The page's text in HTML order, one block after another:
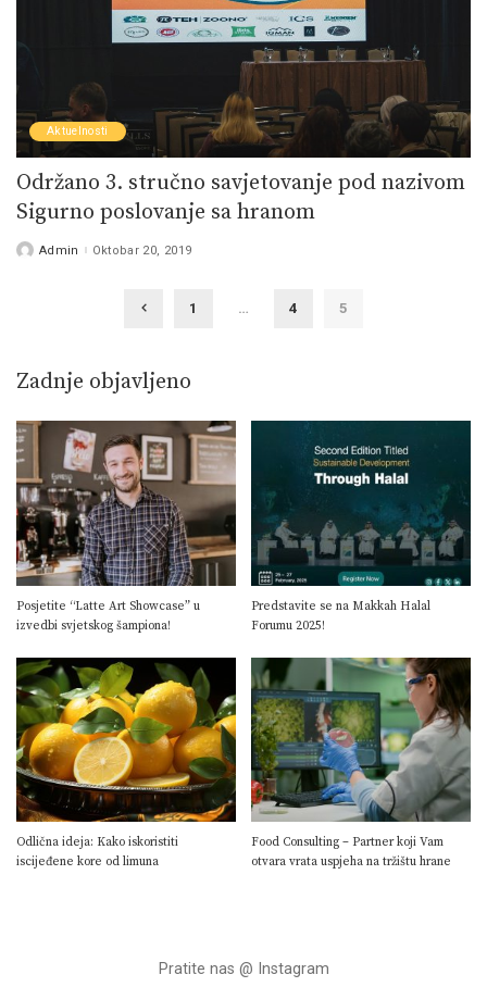
Aktuelnosti
Održano 3. stručno savjetovanje pod nazivom
Sigurno poslovanje sa hranom
PostedAdmin Oktobar 20, 2019
1 … 4 5
Zadnje objavljeno
Posjetite “Latte Art Showcase” u
izvedbi svjetskog šampiona!
Predstavite se na Makkah Halal
Forumu 2025!
Odlična ideja: Kako iskoristiti
iscijeđene kore od limuna
Food Consulting – Partner koji Vam
otvara vrata uspjeha na tržištu hrane
Pratite nas @ Instagram